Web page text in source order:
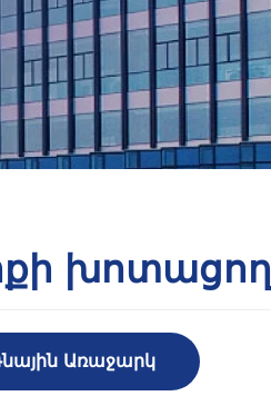
խոտացող
Առաջարկ